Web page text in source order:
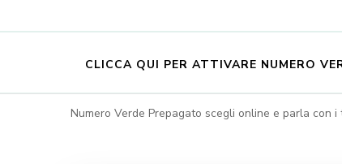
CLICCA QUI PER ATTIVARE NUMERO
Numero Verde Prepagato scegli online e parla con i